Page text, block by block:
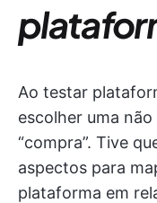
Ao testar
escolher uma
“compra”. Tive
aspectos para
plataforma em